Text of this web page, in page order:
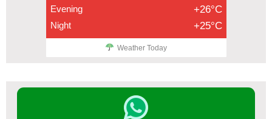
Evening +26°C
Night +25°C
Weather Today